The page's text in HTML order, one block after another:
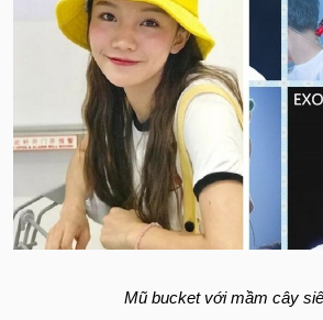
Mũ bucket với mầm cây